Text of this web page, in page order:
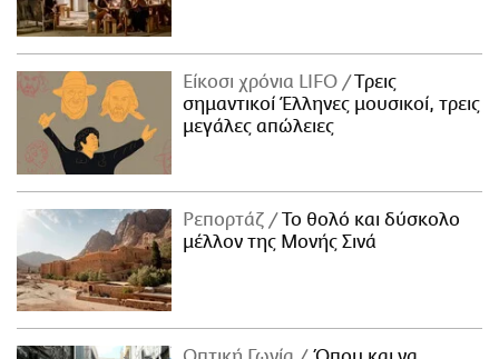
Είκοσι χρόνια LIFO
Tρεις
σημαντικοί Έλληνες μουσικοί, τρεις
μεγάλες απώλειες
Ρεπορτάζ
Το θολό και δύσκολο
μέλλον της Μονής Σινά